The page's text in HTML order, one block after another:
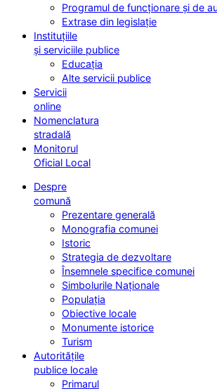
Programul de funcționare și de
Extrase din legislație
Instituțiile
și serviciile publice
Educația
Alte servicii publice
Servicii
online
Nomenclatura
stradală
Monitorul
Oficial Local
Despre
comună
Prezentare generală
Monografia comunei
Istoric
Strategia de dezvoltare
Însemnele specifice comunei
Simbolurile Naționale
Populația
Obiective locale
Monumente istorice
Turism
Autoritățile
publice locale
Primarul